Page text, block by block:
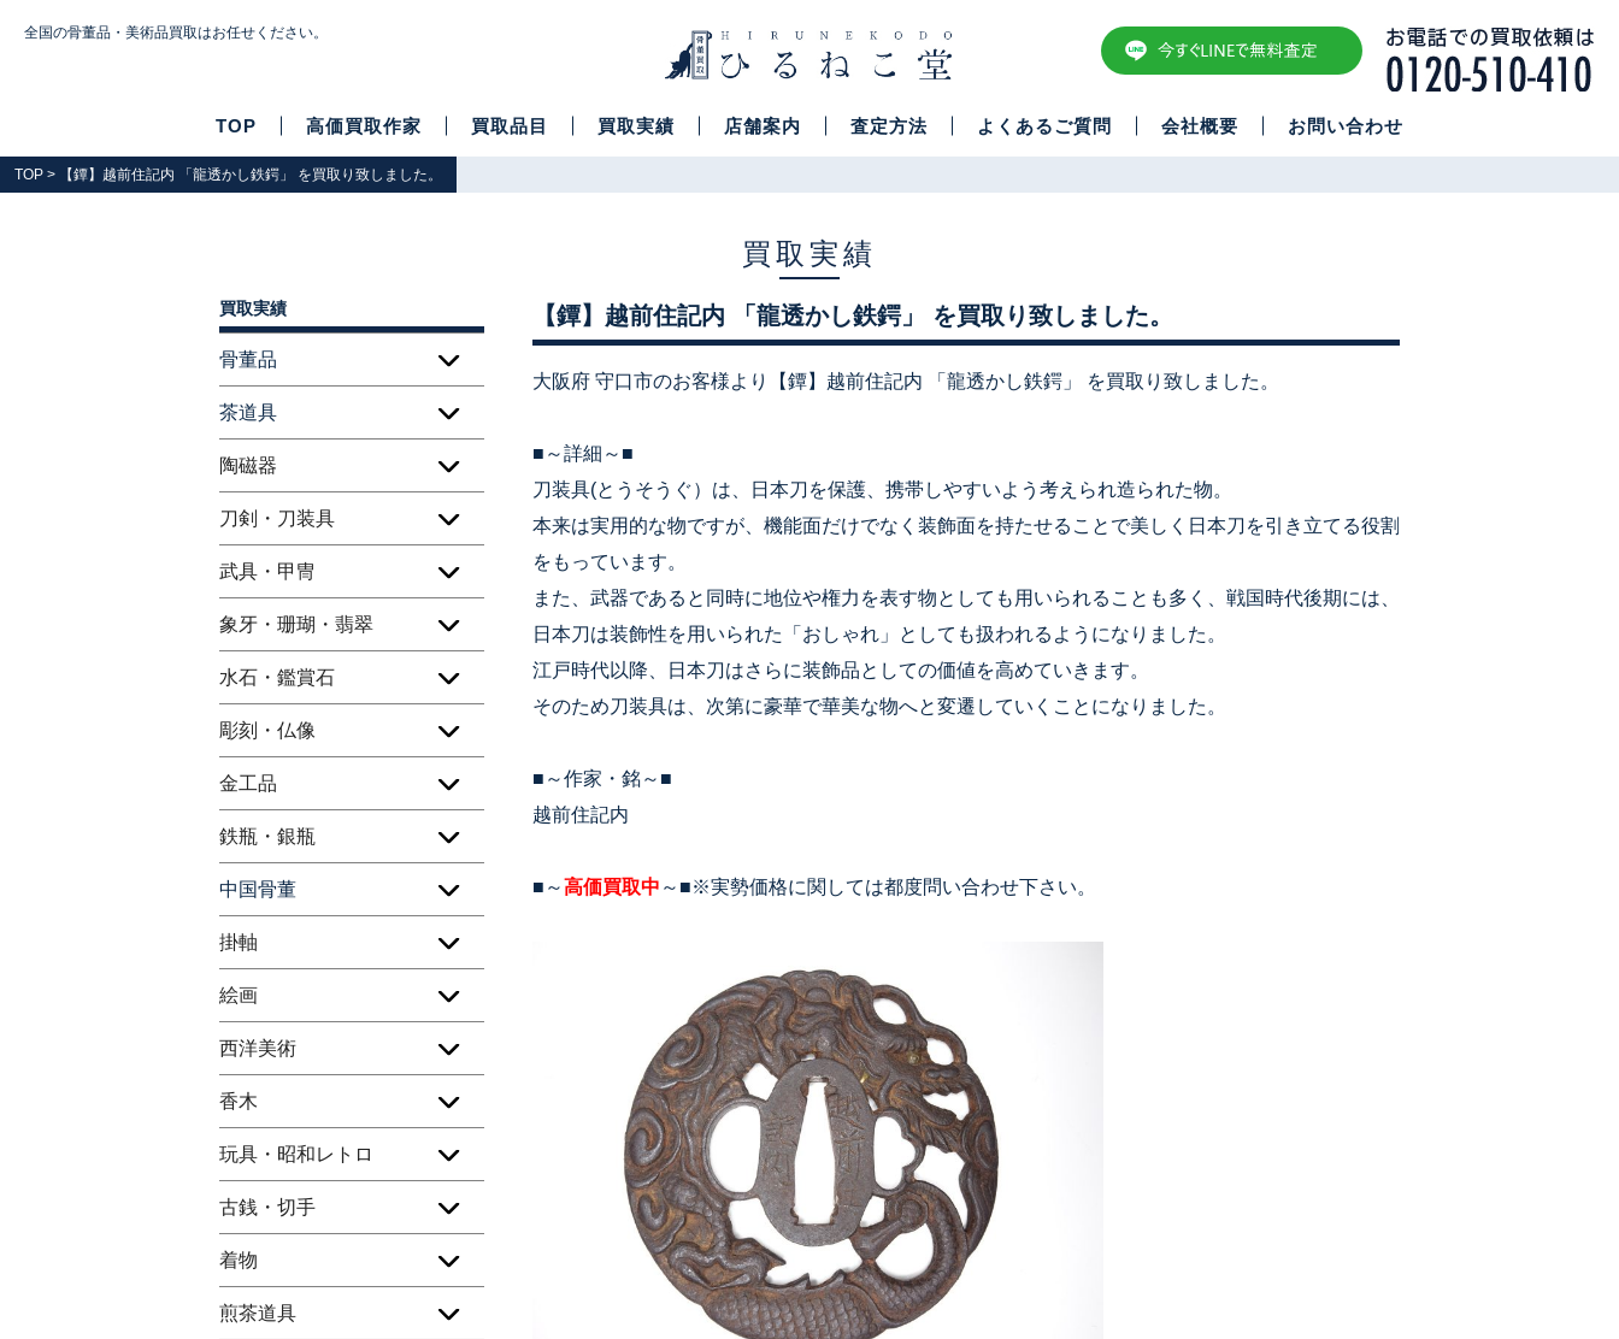
全国の骨董品・美術品買取はお任せください。
TOP 高価買取作家 買取品目 買取実績 店舗案内 査定方法 よくあるご質問 会社概要 お問い合わせ
TOP > 【鐔】越前住記内 「龍透かし鉄鍔」 を買取り致しました。
買取実績
【鐔】越前住記内 「龍透かし鉄鍔」 を買取り致しました。
大阪府 守口市のお客様より【鐔】越前住記内 「龍透かし鉄鍔」 を買取り致しました。
■～詳細～■
刀装具(とうそうぐ）は、日本刀を保護、携帯しやすいよう考えられ造られた物。
本来は実用的な物ですが、機能面だけでなく装飾面を持たせることで美しく日本刀を引き立てる役割
をもっています。
また、武器であると同時に地位や権力を表す物としても用いられることも多く、戦国時代後期には、
日本刀は装飾性を用いられた「おしゃれ」としても扱われるようになりました。
江戸時代以降、日本刀はさらに装飾品としての価値を高めていきます。
そのため刀装具は、次第に豪華で華美な物へと変遷していくことになりました。
■～作家・銘～■
越前住記内
■～高価買取中 ～■※実勢価格に関しては都度問い合わせ下さい。
買取実績
骨董品
茶道具
陶磁器
刀剣・刀装具
武具・甲冑
象牙・珊瑚・翡翠
水石・鑑賞石
彫刻・仏像
金工品
鉄瓶・銀瓶
中国骨董
掛軸
絵画
西洋美術
香木
玩具・昭和レトロ
古銭・切手
着物
煎茶道具